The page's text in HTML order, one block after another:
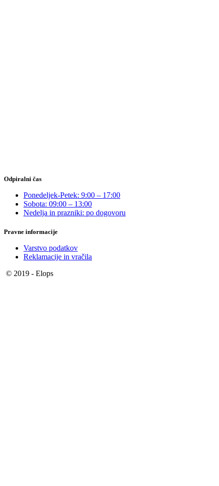
Odpiralni čas
Ponedeljek-Petek: 9:00 – 17:00
Sobota: 09:00 – 13:00
Nedelja in prazniki: po dogovoru
Pravne informacije
Varstvo podatkov
Reklamacije in vračila
© 2019 - Elops